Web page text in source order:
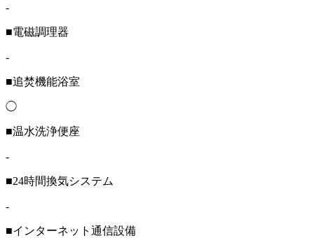
-
■電磁調理器
-
■追焚機能浴室
◯
■温水洗浄便座
-
■24時間換気システム
-
■インターネット通信設備